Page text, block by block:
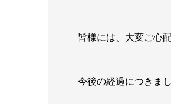
皆様には、大変ご心
今後の経過につきま